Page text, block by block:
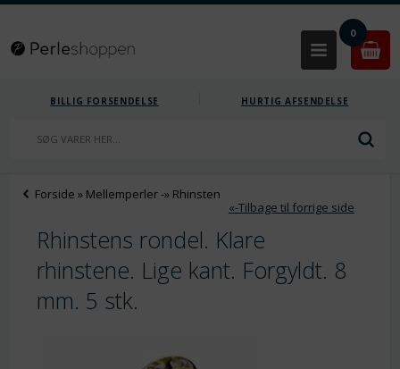
0
BILLIG FORSENDELSE HURTIG AFSENDELSE
Forside » Mellemperler-» Rhinsten
«-Tilbage til forrige side
Rhinstens rondel. Klare
rhinstene. Lige kant. Forgyldt. 8
mm. 5 stk.